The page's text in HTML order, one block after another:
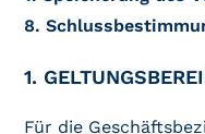
8.
1.
Für die